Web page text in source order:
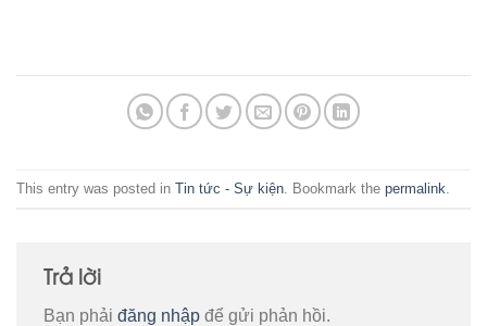
This entry was posted in Tin tức - Sự kiện . Bookmark the permalink
Trả lời
Bạn phải đăng nhập để gửi phản hồi.